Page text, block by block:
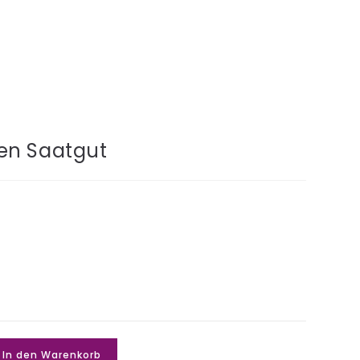
Saatgut
In den Warenkorb